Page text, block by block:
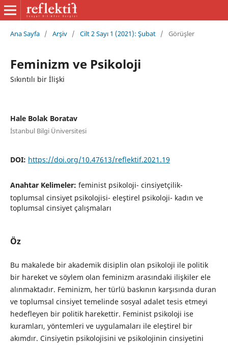
Ana Sayfa / Arşiv / Cilt 2 Sayı 1 (2021): Şubat / Görüşler
Feminizm ve Psikoloji
Sıkıntılı bir İlişki
Hale Bolak Boratav
İstanbul Bilgi Üniversitesi
DOI: https://doi.org/10.47613/reflektif.2021.19
Anahtar Kelimeler: feminist psikoloji- cinsiyetçilik-
toplumsal cinsiyet psikolojisi- eleştirel psikoloji- kadın ve
toplumsal cinsiyet çalışmaları
Öz
Bu makalede bir akademik disiplin olan psikoloji ile politik
bir hareket ve söylem olan feminizm arasındaki ilişkiler ele
alınmaktadır. Feminizm, her türlü baskının karşısında duran
ve toplumsal cinsiyet temelinde sosyal adalet tesis etmeyi
hedefleyen bir politik harekettir. Feminist psikoloji ise
kuramları, yöntemleri ve uygulamaları ile eleştirel bir
akımdır. Cinsiyetin psikolojisini ve psikolojinin cinsiyetini